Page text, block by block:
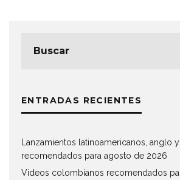
ENTRADAS RECIENTES
Lanzamientos latinoamericanos, anglo
recomendados para agosto de 2026
Videos colombianos recomendados